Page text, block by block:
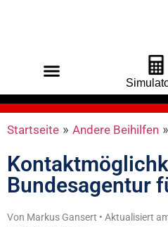
Startseite » Andere Beihilfen »
Bundesagentur
Von Markus Gansert • Aktualisiert